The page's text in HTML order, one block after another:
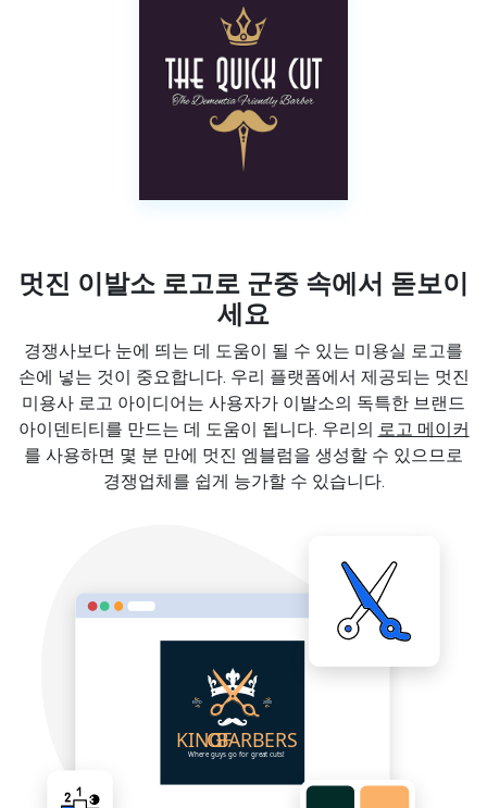
멋진 이발소 로고로 군중 속에서 돋보이
세요
경쟁사보다 눈에 띄는 데 도움이 될 수 있는 미용실 로고를
손에 넣는 것이 중요합니다. 우리 플랫폼에서 제공되는 멋진
미용사 로고 아이디어는 사용자가 이발소의 독특한 브랜드
아이덴티티를 만드는 데 도움이 됩니다. 우리의 로고 메이커
를 사용하면 몇 분 만에 멋진 엠블럼을 생성할 수 있으므로
경쟁업체를 쉽게 능가할 수 있습니다.